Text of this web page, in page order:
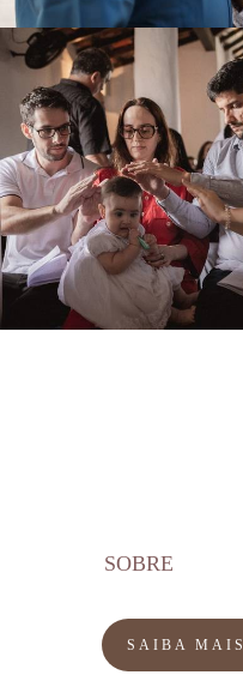
268
SOBRE
SAIBA MAIS